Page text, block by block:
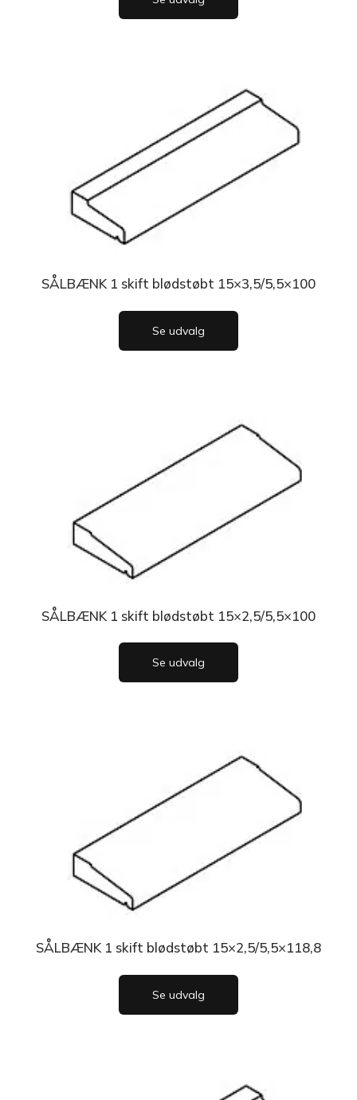
SÅLBÆNK 1 skift blødstøbt 15×3,5/5,5×100
Se udvalg
SÅLBÆNK 1 skift blødstøbt 15×2,5/5,5×100
Se udvalg
SÅLBÆNK 1 skift blødstøbt 15×2,5/5,5×118,8
Se udvalg